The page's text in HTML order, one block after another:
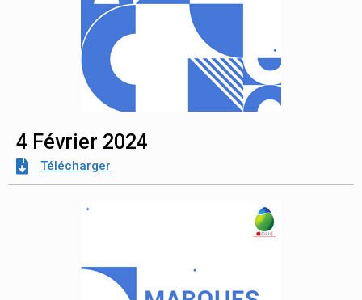
4 Février 2024
Télécharger